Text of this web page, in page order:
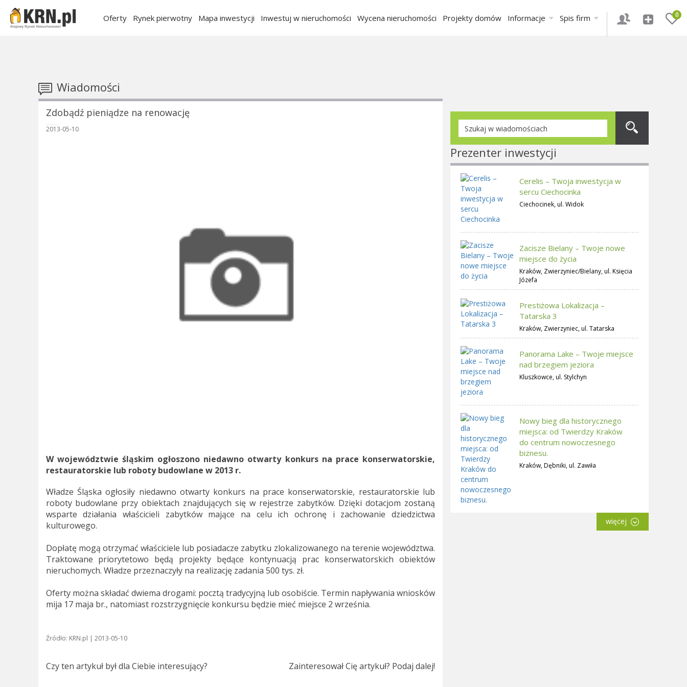
0
Oferty Rynek pierwotny Mapa inwestycji Inwestuj w nieruchomości Wycena nieruchomości Projekty domów Informacje Spis firm
Wiadomości
Zdobądź pieniądze na renowację
2013-05-10
W województwie śląskim ogłoszono niedawno otwarty konkurs na prace konserwatorskie,
restauratorskie lub roboty budowlane w 2013 r.
Władze Śląska ogłosiły niedawno otwarty konkurs na prace konserwatorskie, restauratorskie lub
roboty budowlane przy obiektach znajdujących się w rejestrze zabytków. Dzięki dotacjom zostaną
wsparte działania właścicieli zabytków mające na celu ich ochronę i zachowanie dziedzictwa
kulturowego.
Dopłatę mogą otrzymać właściciele lub posiadacze zabytku zlokalizowanego na terenie województwa.
Traktowane priorytetowo będą projekty będące kontynuacją prac konserwatorskich obiektów
nieruchomych. Władze przeznaczyły na realizację zadania 500 tys. zł.
Oferty można składać dwiema drogami: pocztą tradycyjną lub osobiście. Termin napływania wniosków
mija 17 maja br., natomiast rozstrzygnięcie konkursu będzie mieć miejsce 2 września.
Źródło: KRN.pl | 2013-05-10
Czy ten artykuł był dla Ciebie interesujący? Zainteresował Cię artykuł? Podaj dalej!
Prezenter inwestycji
Cerelis – Twoja inwestycja w
sercu Ciechocinka
Ciechocinek, ul. Widok
Zacisze Bielany – Twoje nowe
miejsce do życia
Kraków, Zwierzyniec/Bielany, ul. Księcia
Józefa
Prestiżowa Lokalizacja –
Tatarska 3
Kraków, Zwierzyniec, ul. Tatarska
Panorama Lake – Twoje miejsce
nad brzegiem jeziora
Kluszkowce, ul. Stylchyn
Nowy bieg dla historycznego
miejsca: od Twierdzy Kraków
do centrum nowoczesnego
biznesu.
Kraków, Dębniki, ul. Zawiła
więcej